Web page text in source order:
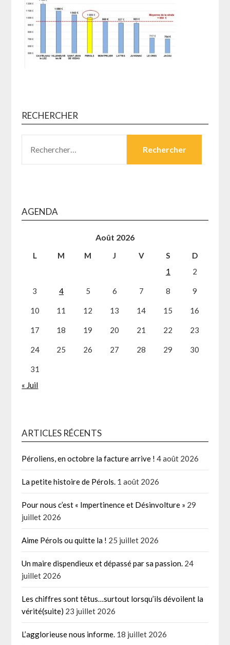
RECHERCHER
AGENDA
Août 2026
L M M J V S
D
1
2
3 4 5 6 7 8 9
10 11 12 13 14 15 16
17 18 19 20 21 22 23
24 25 26 27 28 29 30
31
« Juil
ARTICLES RÉCENTS
Péroliens, en octobre la facture arrive ! 4 août 2026
La petite histoire de Pérols. 1 août 2026
Pour nous c’est « Impertinence et Désinvolture » 29
juillet 2026
Aime Pérols ou quitte la ! 25 juillet 2026
Un maire dispendieux et dépassé par sa passion. 24
juillet 2026
Les chiffres sont têtus…surtout lorsqu’ils dévoilent la
vérité(suite) 23 juillet 2026
L’agglorieuse nous informe. 18 juillet 2026